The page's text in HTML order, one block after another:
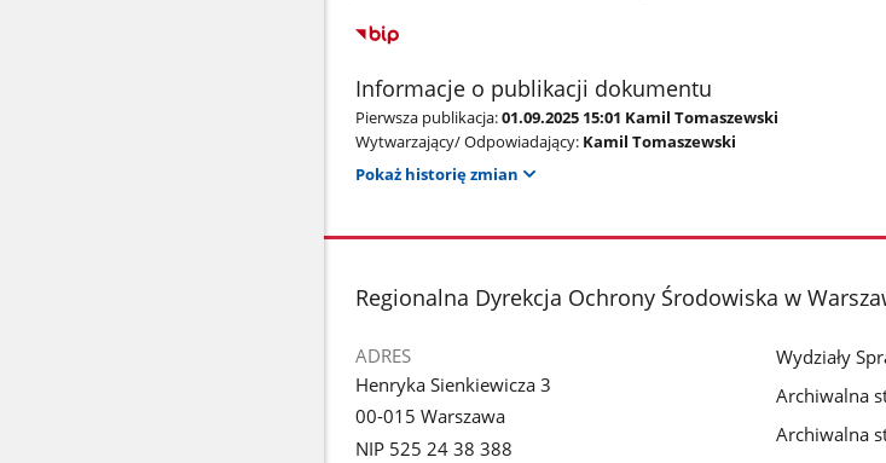
Informacje o publikacji dokumentu
Pierwsza publikacja:01.09.2025 15:01 Kamil Tomaszewski
Wytwarzający/ Odpowiadający: Kamil Tomaszewski
Pokaż historię zmian
stopka
Regionalna Dyrekcja Ochrony Środowiska w
ADRES
Henryka Sienkiewicza 3
00-015 Warszawa
NIP 525 24 38 388
Wydziały
Archiwalna
Archiwalna